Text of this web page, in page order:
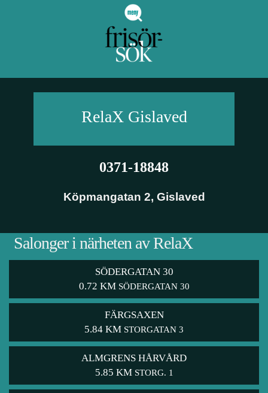
RelaXGislaved
0371-18848
Köpmangatan 2, Gislaved
Salonger i närheten av RelaX
SÖDERGATAN 30
0.72 KM SÖDERGATAN 30
FÄRGSAXEN
5.84 KM STORGATAN 3
ALMGRENS HÅRVÅRD
5.85 KM STORG. 1